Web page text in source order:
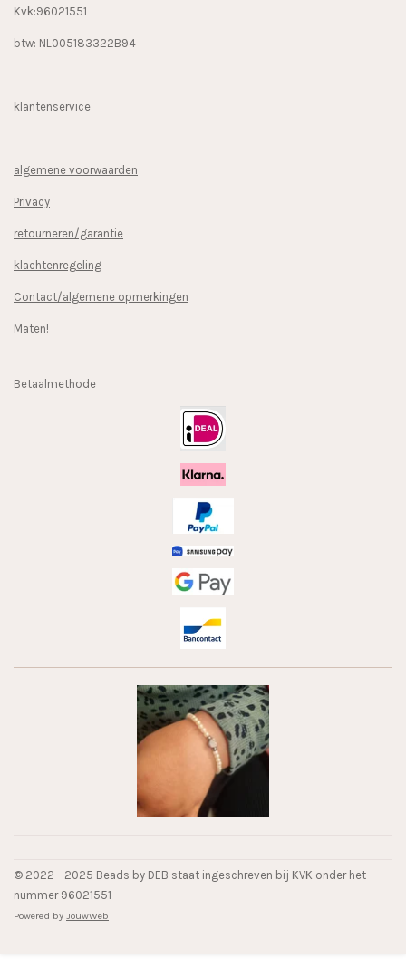
Kvk:96021551
btw: NL005183322B94
klantenservice
algemene voorwaarden
Privacy
retourneren/garantie
klachtenregeling
Contact/algemene opmerkingen
Maten!
Betaalmethode
© 2022 - 2025 Beads by DEB staat ingeschreven bij KVK onder het
nummer 96021551
Powered by JouwWeb